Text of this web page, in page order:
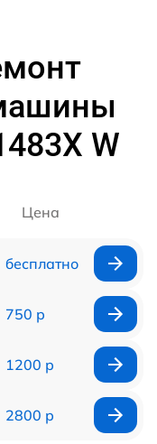
W
Цена
бесплатно
750 р
1200 р
2800 р